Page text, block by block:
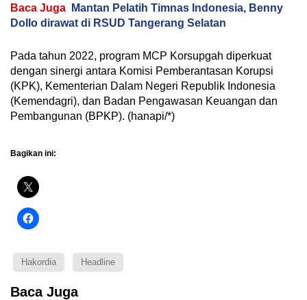
Baca Juga
Mantan Pelatih Timnas Indonesia, Benny
Dollo dirawat di RSUD Tangerang Selatan
Pada tahun 2022, program MCP Korsupgah diperkuat
dengan sinergi antara Komisi Pemberantasan Korupsi
(KPK), Kementerian Dalam Negeri Republik Indonesia
(Kemendagri), dan Badan Pengawasan Keuangan dan
Pembangunan (BPKP). (hanapi/*)
Bagikan ini:
Hakordia Headline
Baca Juga